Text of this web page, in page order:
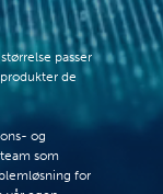
passer
de
og
som
for